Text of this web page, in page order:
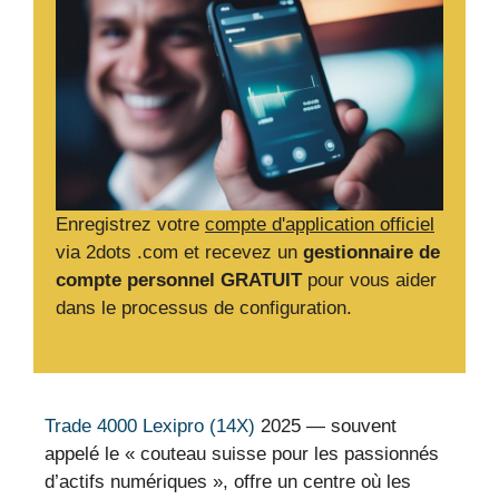
Enregistrez votre compte d'application officiel
via 2dots .com et recevez un gestionnaire de
compte personnel GRATUITpour vous aider
dans le processus de configuration.
Trade 4000 Lexipro (14X) 2025 — souvent
appelé le « couteau suisse pour les passionnés
d’actifs numériques », offre un centre où les